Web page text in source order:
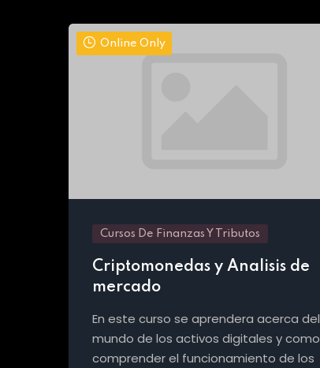
Online Only
Cursos De Finanzas Y Tributos
Criptomonedas y Analisis de
mercado
En este curso se aprendera acerca del
mundo de los activos digitales y como
comprender el funcionamiento de los